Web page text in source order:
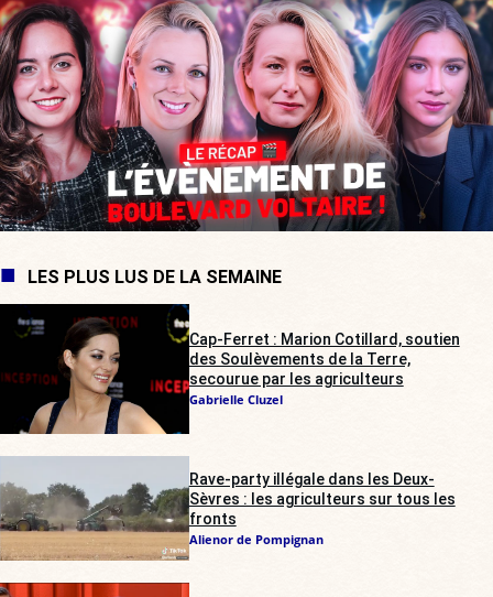
LES PLUS LUS DE LA SEMAINE
Cap-Ferret : Marion Cotillard, soutien
des Soulèvements de la Terre,
secourue par les agriculteurs
Gabrielle Cluzel
Rave-party illégale dans les Deux-
Sèvres : les agriculteurs sur tous les
fronts
Alienor de Pompignan